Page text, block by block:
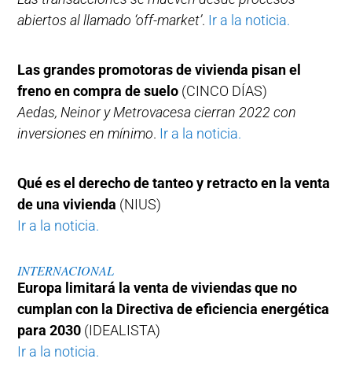
abiertos al llamado ‘off-market’. Ir a la noticia.
Las grandes promotoras de vivienda pisan el
freno en compra de suelo (CINCO DÍAS)
Aedas, Neinor y Metrovacesa cierran 2022 con
inversiones en mínimo. Ir a la noticia.
Qué es el derecho de tanteo y retracto en la venta
de una vivienda (NIUS)
Ir a la noticia.
INTERNACIONAL
Europa limitará la venta de viviendas que no
cumplan con la Directiva de eficiencia energética
para 2030 (IDEALISTA)
Ir a la noticia.